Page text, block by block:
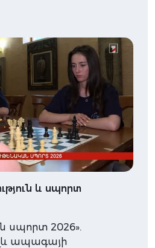
և սպորտ
սպորտ 2026».
ապագայի